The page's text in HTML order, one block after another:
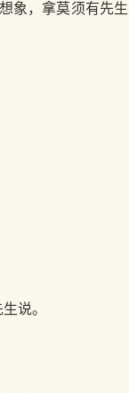
象，拿莫须有先生
说。